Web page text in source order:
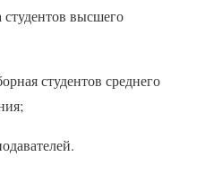
студентов высшего
студентов среднего